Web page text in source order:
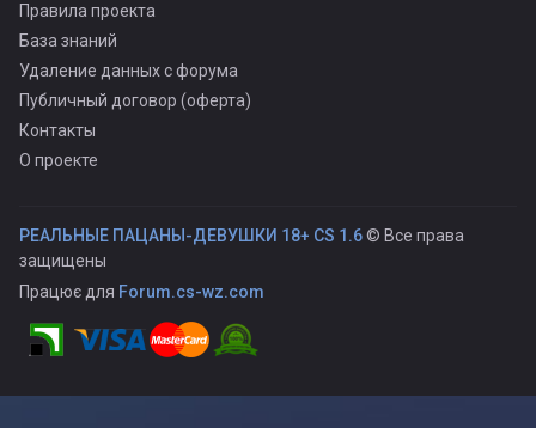
Правила проекта
База знаний
Удаление данных с форума
Публичный договор (оферта)
Контакты
О проекте
РЕАЛЬНЫЕ ПАЦАНЫ-ДЕВУШКИ 18+ CS 1.6© Все права
защищены
Працює для Forum.cs-wz.com